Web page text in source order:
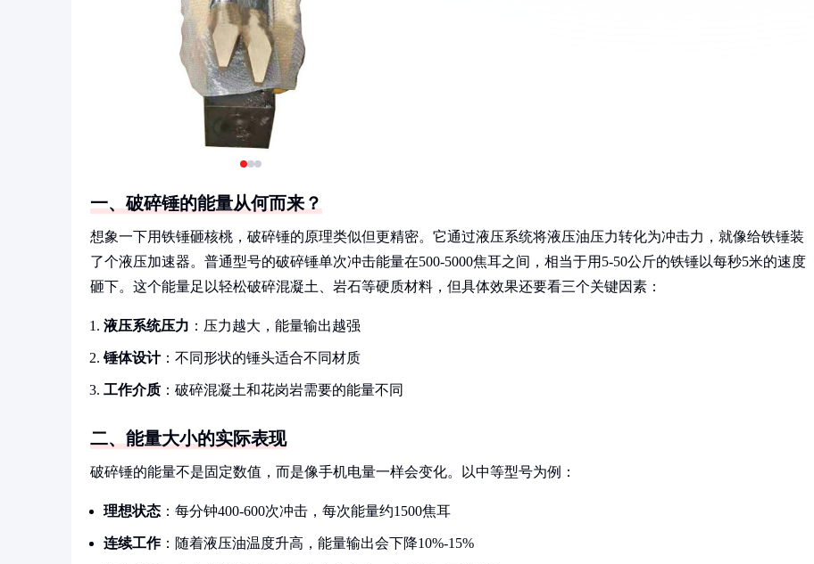
一、破碎锤的能量从何而来？
想象一下用铁锤砸核桃，破碎锤的原理类似但更精密。它通过液压系统将液压油压力转化为冲击力，就像给铁锤装
了个液压加速器。普通型号的破碎锤单次冲击能量在500-5000焦耳之间，相当于用5-50公斤的铁锤以每秒5米的速度
砸下。这个能量足以轻松破碎混凝土、岩石等硬质材料，但具体效果还要看三个关键因素：
液压系统压力 ：压力越大，能量输出越强
锤体设计：不同形状的锤头适合不同材质
工作介质 ：破碎混凝土和花岗岩需要的能量不同
二、能量大小的实际表现
破碎锤的能量不是固定数值，而是像手机电量一样会变化。以中等型号为例：
理想状态 ：每分钟400-600次冲击，每次能量约1500焦耳
连续工作：随着液压油温度升高，能量输出会下降10%-15%